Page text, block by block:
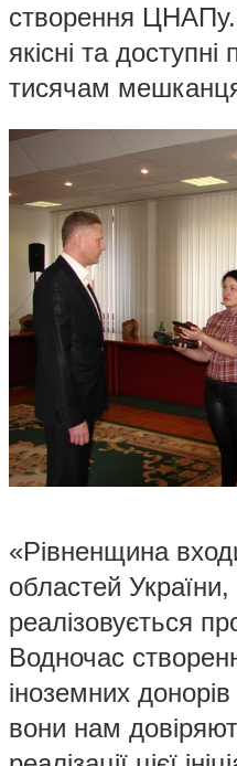
створення
якісні та
тисячам
«Рівненщина
областей України,
реалізовується
Водночас
іноземних
вони нам